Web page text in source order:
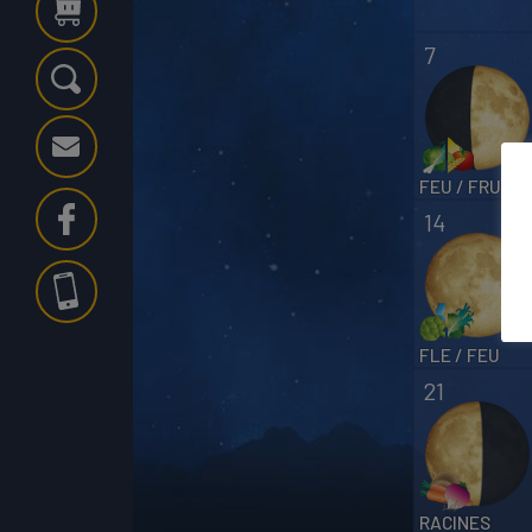
Ok
7
FEU / FRU
14
FLE / FEU
21
RACINES